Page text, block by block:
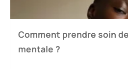
Comment prendre soin
mentale ?